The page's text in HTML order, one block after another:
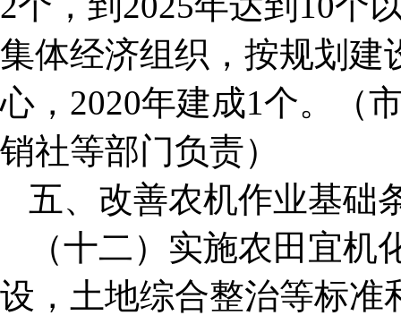
集体经济组织，按规划建
心，2020年建成1个。（
销社等部门负责）
五、改善农机作业基础
（十二）实施农田宜
设，土地综合整治等标准